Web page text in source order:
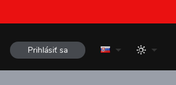
Prihlásiť sa